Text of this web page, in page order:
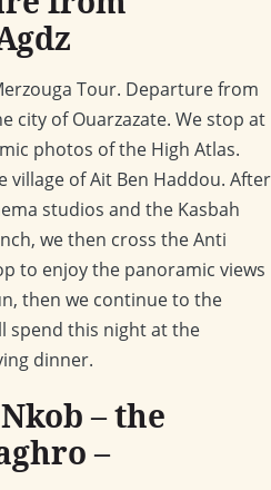
Tour. Departure from
city of Ouarzazate. We stop at
photos of the High Atlas.
village of Ait Ben Haddou. After
studios and the Kasbah
we then cross the Anti
to enjoy the panoramic views
then we continue to the
spend this night at the
dinner.
– the
–